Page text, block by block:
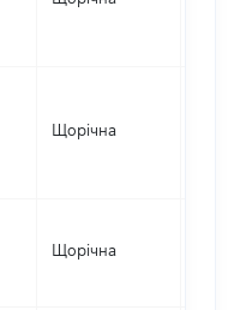
Щорічна
Щорічна